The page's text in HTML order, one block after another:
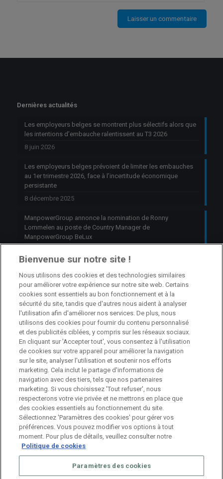
Dernières actualités
Les employeurs belges se montrent plus sélectifs alors que
les intentions d’embauche ralentissent au T3 2026
8 juin 2026
Les employeurs belges prévoient de limiter les embauches
au 1er trimestre 2026, face à l’incertitude économique
persistante
8 décembre 2025
ManpowerGroup annonce la nomination de Ronny
Lommelen au poste de Country Manager de
ManpowerGroup BeLux
Jobs
Branch Manager Namur
Namur Temps plein
Branch Manager Anderlecht
Anderlecht Temps plein
Job étudiant – HR Consultant
Anderlecht Temporaire
Bienvenue sur notre site !
Nous utilisons des cookies et des technologies similaires
pour améliorer votre expérience sur notre site web. Certains
cookies sont essentiels au bon fonctionnement et à la
sécurité du site, tandis que d'autres nous aident à analyser
l'utilisation afin d'améliorer nos services. De plus, nous
utilisons des cookies pour fournir du contenu personnalisé
et des publicités ciblées, y compris sur les réseaux sociaux.
En cliquant sur 'Accepter tout', vous consentez à l'utilisation
de cookies sur votre appareil pour améliorer la navigation
sur le site, analyser l'utilisation et soutenir nos efforts
marketing. Cela inclut le partage d'informations de
navigation avec des tiers, tels que nos partenaires
marketing. Si vous choisissez 'Tout refuser', nous
respecterons votre vie privée et ne mettrons en place que
des cookies essentiels au fonctionnement du site.
Sélectionnez 'Paramètres des cookies' pour gérer vos
préférences. Vous pouvez modifier vos options à tout
moment. Pour plus de détails, veuillez consulter notre
Politique de cookies
Paramètres des cookies